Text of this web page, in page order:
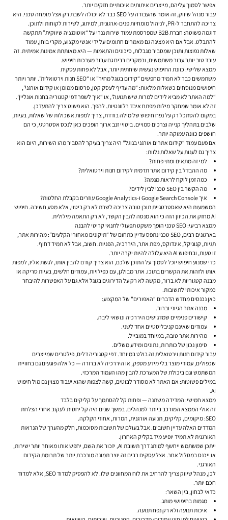
אפשר לסמוך עליהם, מייצרים איתותים איכותיים חזקים יותר.
עבור מנהל שיווק, זה אומר שהעבודה על SEO כבר לא יכולה לשבת רק אצל מומחה טכני. היא
צריכה להתחבר ל-PR, לניהול מומחיות פנים-ארגונית, למיתוג, לשירות לקוחות ולתוכן.
דוגמה פשוטה: חברת B2B שמפרסמת עמוד שירות גנרי על “אוטומציה שיווקית” תתקשה
להתבלט. אבל אם היא מציגה גם מאמרים חתומים על ידי אנשי מקצוע, מקרי בוחן, עמוד
שאלות נפוצות ותוכן שמסביר מגבלות, סיכונים והתאמות — היא מאותתת אמינות אמיתית. זה
עובד טוב יותר עבור משתמשים, ובמקרים רבים גם עבור מערכות חיפוש.
ממצא שלישי: כוונת החיפוש נעשית שיחתית יותר, אבל לא פחות עסקית
משתמשים כבר לא תמיד מחפשים “קידום בגוגל מחיר” או “SEO חנות וירטואלית”. יותר ויותר
חיפושים מנוסחים כשאלות מלאות: “מה עדיף לעסק קטן, פרסום ממומן או קידום אורגני”,
“למה האתר לא מביא לידים למרות שיש תנועה”, או “איך לשפר דפי קטגוריה בחנות אונליין”.
זה לא אומר שמחקר מילות מפתח איבד רלוונטיות. להפך. הוא פשוט צריך להתעדכן.
במקום להסתכל רק על נפח חיפוש של מילה בודדת, צריך למפות אשכולות של שאלות, בעיות,
שלבים בתהליך קנייה וצרכים סמויים. ביטויי זנב ארוך הופכים כאן לנכס אסטרטגי, כי הם
חושפים כוונה עמוקה יותר.
אם פעם עמוד “קידום אתרים אורגני בגוגל” היה צריך בעיקר להסביר מהו השירות, היום הוא
צריך גם לענות על שאלות נלוות:
למי זה מתאים ומתי פחות?
מה ההבדל בין קידום אתר תדמית לקידום חנות וירטואלית?
כמה זמן לוקח לראות מגמה?
מה הקשר בין SEO טכני לבין לידים?
איך Google Search Console ו-Google Analytics עוזרים בקבלת החלטות?
המשמעות היא שאסטרטגיית תוכן טובה צריכה לשרת לא רק ביטוי, אלא מסע חשיבה. חיפוש
AI מחזק את הכיוון הזה כי הוא מנסה להבין הקשר, לא רק התאמה מילולית.
ממצא רביעי: SEO טכני הופך משקט תפעולי לתנאי קריטי להבנה
בארגונים רבים, SEO טכני נתפס עדיין כתחום של “תיקונים מאחורי הקלעים”: מהירות אתר,
תגיות, קנוניקל, אינדוקס, מפת אתר, היררכיה, הפניות. חשוב, אבל לא תמיד דחוף.
זו טעות, ובחיפוש AI היא עלולה להיות יקרה יותר.
כדי שמנוע חיפוש יוכל לסמוך על התוכן שלכם, הוא צריך קודם להבין אותו, לגשת אליו, למפות
אותו ולזהות את הקשרים בתוכו. אתר מבולגן, עם כפילויות, עמודים חלשים, בעיות סריקה או
מבנה קטגוריות לא ברור, מקשה לא רק על הדירוגים בגוגל אלא גם על האפשרות להיבחר
כמקור איכותי לתשובות.
כאן נכנסים מחדש הדברים “האפורים” של המקצוע:
מבנה אתר הגיוני וברור.
קישורים פנימיים שמדגישים היררכיה ונושאי ליבה.
עמודים שאינם קניבליסטיים אחד לשני.
מהירות אתר טובה, במיוחד במובייל.
סימון נכון של כותרות, נתונים ומידע משלים.
עבור קידום חנות וירטואלית זה בולט במיוחד. דפי קטגוריה דלים, פילטרים שמייצרים
שכפולים, עמודי מוצר בלי מידע מספק, או היררכיה לא ברורה — כל אלה פוגעים גם בחוויית
המשתמש וגם ביכולת של המערכת להבין מהו העמוד המרכזי.
במילים פשוטות: אם האתר לא מסודר לבוטים, קשה לצפות שהוא יעבוד מצוין גם מול חיפוש
AI.
ממצא חמישי: המדידה משתנה — ופחות קל להסתמך על קליקים בלבד
זה אולי הממצא המורכב ביותר למנהלים. במשך שנים היה קל יחסית לעקוב אחרי הצלחת
SEO: מיקומים, קליקים, תנועה אורגנית, המרות, אחוזי הקלקה.
המדדים האלה עדיין חשובים. אבל בעולם של תשובות מסוכמות, חלק מהערך של הנראות
האורגנית לא תמיד יופיע מיד בקליק האחרון.
ייתכן שמשתמש ייחשף למותג דרך תשובת AI, יזכור את השם, יחפש אותו מאוחר יותר ישירות,
או ייכנס במסלול אחר. אצל עסקים רבים זה יוצר תמונה מורכבת יותר של תרומת הקידום
האורגני.
לכן, מנהל שיווק צריך להרחיב את לוח המחוונים שלו. לא להפסיק למדוד SEO, אלא למדוד
חכם יותר.
כדאי לבחון, בין השאר:
מגמות בחיפושי מותג.
איכות תנועה ולא רק נפח תנועה.